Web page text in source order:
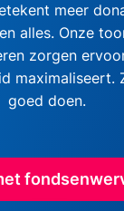
meer
alles. Onze
zorgen
maximaliseert.
goed doen.